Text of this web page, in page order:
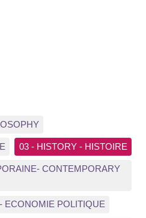
03 - HISTORY - HISTOIRE
CONTEMPORARY
ECONOMIE POLITIQUE